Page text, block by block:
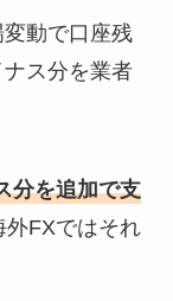
動で口座残
ス分を業者
分を追加で支
外FXではそれ